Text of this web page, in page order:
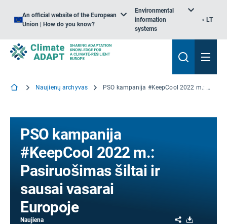
An official website of the European
Union | How do you know?
Environmental
information
systems
LT
Naujienų archyvas PSO kampanija #KeepCool 2022 m.: Pasiruošimas šiltai ir sausai vasarai Europoje
PSO kampanija
#KeepCool 2022 m.:
Pasiruošimas šiltai ir
sausai vasarai
Europoje
Naujiena Share